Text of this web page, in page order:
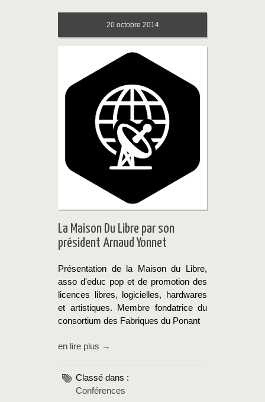
20 octobre 2014
La Maison Du Libre par son
président Arnaud Yonnet
Présentation de la Maison du Libre,
asso d'educ pop et de promotion des
licences libres, logicielles, hardwares
et artistiques. Membre fondatrice du
consortium des Fabriques du Ponant
en lire plus →
Classé dans :
Conférences